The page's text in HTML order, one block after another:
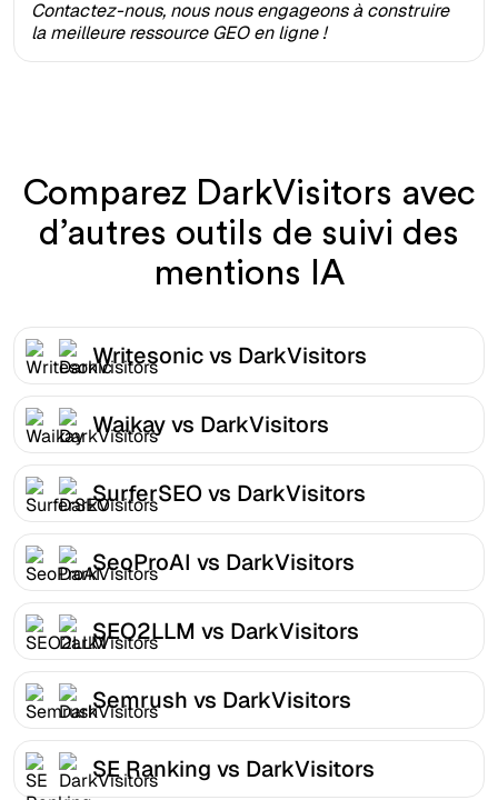
Contactez-nous, nous nous engageons à construire
la meilleure ressource GEO en ligne !
Comparez DarkVisitors avec
d’autres outils de suivi des
mentions IA
Writesonic vs DarkVisitors
Waikay vs DarkVisitors
SurferSEO vs DarkVisitors
SeoProAI vs DarkVisitors
SEO2LLM vs DarkVisitors
Semrush vs DarkVisitors
SE Ranking vs DarkVisitors